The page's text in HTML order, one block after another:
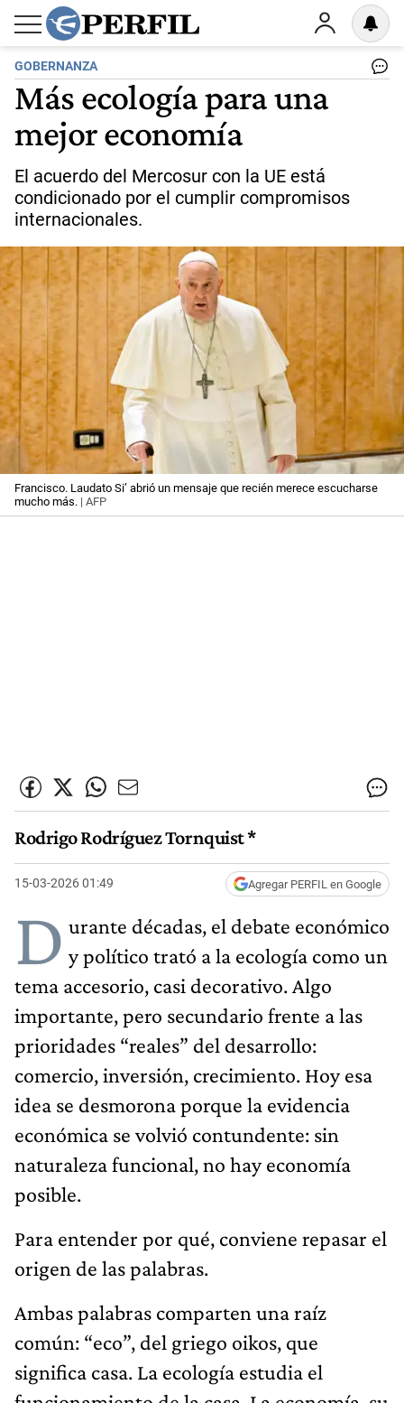
GOBERNANZA
Más ecología para una
mejor economía
El acuerdo del Mercosur con la UE está
condicionado por el cumplir compromisos
internacionales.
Francisco. Laudato Si’ abrió un mensaje que recién merece escucharse
mucho más. | AFP
Rodrigo Rodríguez Tornquist *
15-03-2026 01:49 Agregar PERFIL en Google
D urante décadas, el debate económico
y político trató a la ecología como un
tema accesorio, casi decorativo. Algo
importante, pero secundario frente a las
prioridades “reales” del desarrollo:
comercio, inversión, crecimiento. Hoy esa
idea se desmorona porque la evidencia
económica se volvió contundente: sin
naturaleza funcional, no hay economía
posible.
Para entender por qué, conviene repasar el
origen de las palabras.
Ambas palabras comparten una raíz
común: “eco”, del griego oikos, que
significa casa. La ecología estudia el